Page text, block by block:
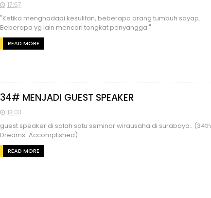
17:57
"Ketika menghadapi kesulitan, beberapa orang tumbuh sayap.
Beberapa yg lain mencari tongkat penyangga."
READ MORE
34# MENJADI GUEST SPEAKER
13:03
guest speaker di salah satu seminar wirausaha di surabaya.. (34th
Dreams-Accomplished)
READ MORE